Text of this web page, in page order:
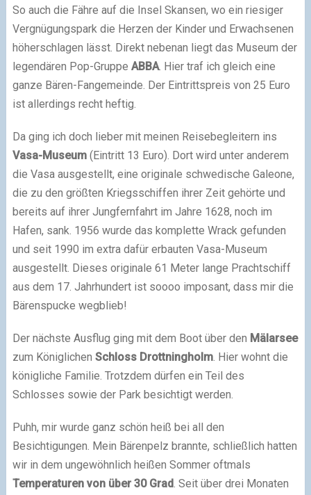
So auch die Fähre auf die Insel Skansen, wo ein riesiger
Vergnügungspark die Herzen der Kinder und Erwachsenen
höherschlagen lässt. Direkt nebenan liegt das Museum der
legendären Pop-Gruppe ABBA. Hier traf ich gleich eine
ganze Bären-Fangemeinde. Der Eintrittspreis von 25 Euro
ist allerdings recht heftig.
Da ging ich doch lieber mit meinen Reisebegleitern ins
Vasa-Museum(Eintritt 13 Euro). Dort wird unter anderem
die Vasa ausgestellt, eine originale schwedische Galeone,
die zu den größten Kriegsschiffen ihrer Zeit gehörte und
bereits auf ihrer Jungfernfahrt im Jahre 1628, noch im
Hafen, sank. 1956 wurde das komplette Wrack gefunden
und seit 1990 im extra dafür erbauten Vasa-Museum
ausgestellt. Dieses originale 61 Meter lange Prachtschiff
aus dem 17. Jahrhundert ist soooo imposant, dass mir die
Bärenspucke wegblieb!
Der nächste Ausflug ging mit dem Boot über den Mälarsee
zum Königlichen Schloss Drottningholm. Hier wohnt die
königliche Familie. Trotzdem dürfen ein Teil des
Schlosses sowie der Park besichtigt werden.
Puhh, mir wurde ganz schön heiß bei all den
Besichtigungen. Mein Bärenpelz brannte, schließlich hatten
wir in dem ungewöhnlich heißen Sommer oftmals
Temperaturen von über 30 Grad. Seit über drei Monaten